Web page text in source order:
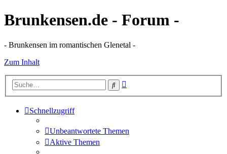
Brunkensen.de - Forum -
- Brunkensen im romantischen Glenetal -
Zum Inhalt
Suche
Schnellzugriff
Unbeantwortete Themen
Aktive Themen